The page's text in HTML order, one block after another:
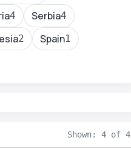
4 Serbia4
2 Spain1
Shown: 4 of 4